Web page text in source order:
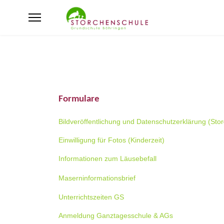
Formulare
Bildveröffentlichung und Datenschutzerklärung
Einwilligung für Fotos (Kinderzeit)
Informationen zum Läusebefall
Maserninformationsbrief
Unterrichtszeiten GS
Anmeldung Ganztagesschule & AGs